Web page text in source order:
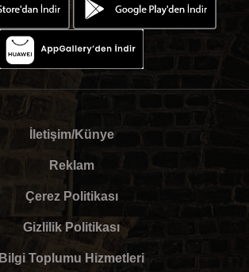
İletişim/Künye
Reklam
Çerez Politikası
Gizlilik Politikası
Bilgi Toplumu Hizmetleri